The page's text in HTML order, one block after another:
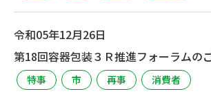
令和05年12月26日
第18回容器包装３Ｒ推進フォーラムの
特事 市 再事 消費者